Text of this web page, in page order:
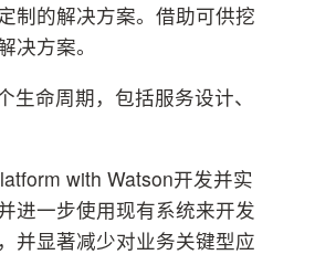
制的解决方案。借助可供挖
方案。
命周期，包括服务设计、
with Watson开发并实
进一步使用现有系统来开发
并显著减少对业务关键型应